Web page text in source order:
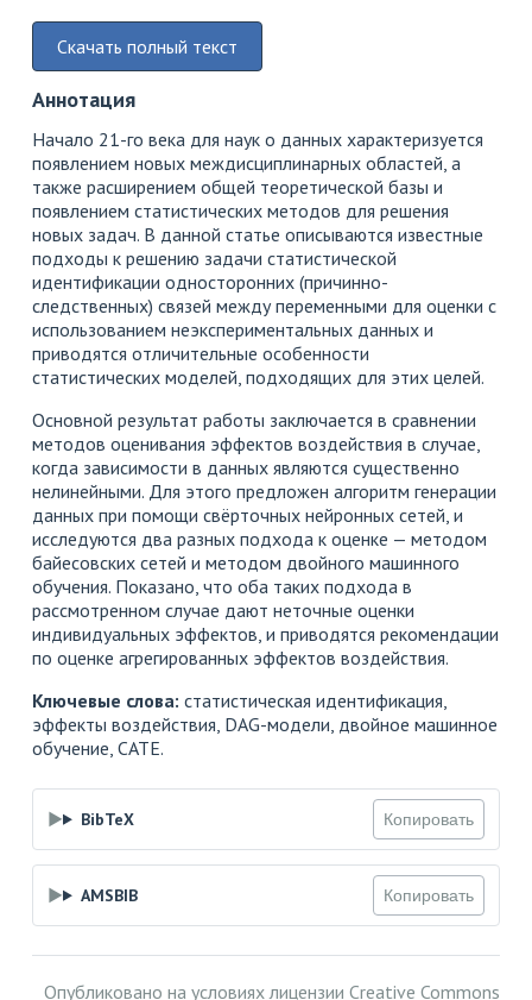
Скачать полный текст
Аннотация
Начало 21-го века для наук о данных характеризуется
появлением новых междисциплинарных областей, а
также расширением общей теоретической базы и
появлением статистических методов для решения
новых задач. В данной статье описываются известные
подходы к решению задачи статистической
идентификации односторонних (причинно-
следственных) связей между переменными для оценки с
использованием неэкспериментальных данных и
приводятся отличительные особенности
статистических моделей, подходящих для этих целей.
Основной результат работы заключается в сравнении
методов оценивания эффектов воздействия в случае,
когда зависимости в данных являются существенно
нелинейными. Для этого предложен алгоритм генерации
данных при помощи свёрточных нейронных сетей, и
исследуются два разных подхода к оценке — методом
байесовских сетей и методом двойного машинного
обучения. Показано, что оба таких подхода в
рассмотренном случае дают неточные оценки
индивидуальных эффектов, и приводятся рекомендации
по оценке агрегированных эффектов воздействия.
Ключевые слова: статистическая идентификация,
эффекты воздействия, DAG-модели, двойное машинное
обучение, CATE.
BibTeX Копировать
AMSBIB Копировать
Опубликовано на условиях лицензии Creative Commons